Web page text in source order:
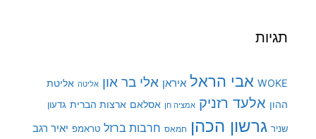
תגיות
WOKE אבי הראל איראן אלי בר און אליטה אליטת
ההון אלעד רזניק אמציה חן אסלאם ארצות הברית גדעון
שניר גרשון הכהן חמאס חרבות ברזל טראמפ יאיר רגב